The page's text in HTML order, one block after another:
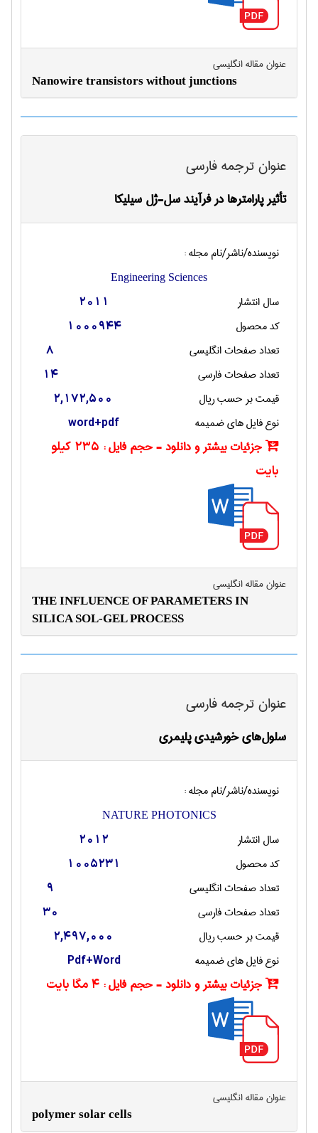
عنوان مقاله انگليسی
Nanowire transistors without junctions
عنوان ترجمه فارسی
تأثیر پارامترها در فرآیند سل-ژل سیلیکا
نویسنده/ناشر/نام مجله :
Engineering Sciences
سال انتشار 2011
کد محصول 1000944
تعداد صفحات انگليسی 8
تعداد صفحات فارسی 14
قیمت بر حسب ریال 2,172,500
نوع فایل های ضمیمه word+pdf
جزئیات بیشتر و دانلود - حجم فایل :
235 کیلو
بایت
عنوان مقاله انگليسی
THE INFLUENCE OF PARAMETERS IN
SILICA SOL-GEL PROCESS
عنوان ترجمه فارسی
سلول‌های خورشیدی پلیمری
نویسنده/ناشر/نام مجله :
NATURE PHOTONICS
سال انتشار 2012
کد محصول 1005231
تعداد صفحات انگليسی 9
تعداد صفحات فارسی 30
قیمت بر حسب ریال 2,497,000
نوع فایل های ضمیمه Pdf+Word
جزئیات بیشتر و دانلود - حجم فایل : 4 مگا بایت
عنوان مقاله انگليسی
polymer solar cells